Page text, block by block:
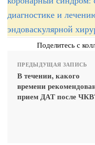
диагностике и
эндоваскулярной
Поделитесь с
ПРЕДЫДУЩАЯ ЗАПИСЬ
В течении, какого
времени
прием ДАТ после